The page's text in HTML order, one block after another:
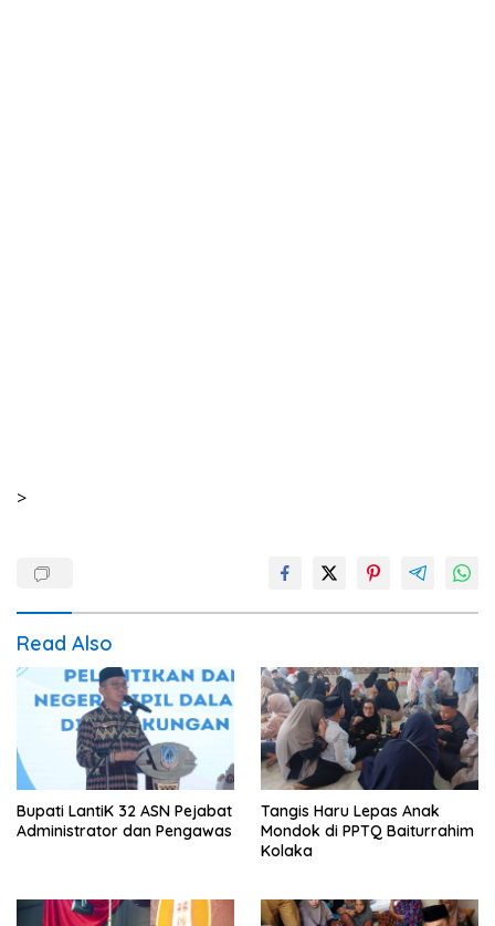
>
Read Also
Bupati LantiK 32 ASN Pejabat
Administrator dan Pengawas
Tangis Haru Lepas Anak
Mondok di PPTQ Baiturrahim
Kolaka